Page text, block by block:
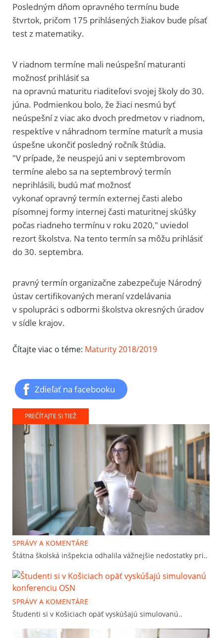
Posledným dňom opravného termínu bude
štvrtok, pričom 175 prihlásených žiakov bude písať
test z matematiky.
V riadnom termíne mali neúspešní maturanti
možnosť prihlásiť sa
na opravnú maturitu riaditeľovi svojej školy do 30.
júna. Podmienkou bolo, že žiaci nesmú byť
neúspešní z viac ako dvoch predmetov v riadnom,
respektíve v náhradnom termíne maturít a musia
úspešne ukončiť posledný ročník štúdia.
"V prípade, že neuspejú ani v septembrovom
termíne alebo sa na septembrový termín
neprihlásili, budú mať možnosť
vykonať opravný termín externej časti alebo
písomnej formy internej časti maturitnej skúšky
počas riadneho termínu v roku 2020," uviedol
rezort školstva. Na tento termín sa môžu prihlásiť
do 30. septembra.
pravný termín organizačne zabezpečuje Národný
ústav certifikovaných meraní vzdelávania
v spolupráci s odbormi školstva okresných úradov
v sídle krajov.
Čítajte viac o téme: Maturity 2018/2019
Zdieľať na facebooku
PREČÍTAJTE SI TIEŽ
SPRÁVY A KOMENTÁRE
Štátna školská inšpekcia odhalila vážnejšie nedostatky pri..
SPRÁVY A KOMENTÁRE
Študenti si v Košiciach opäť vyskúšajú simulovanú..